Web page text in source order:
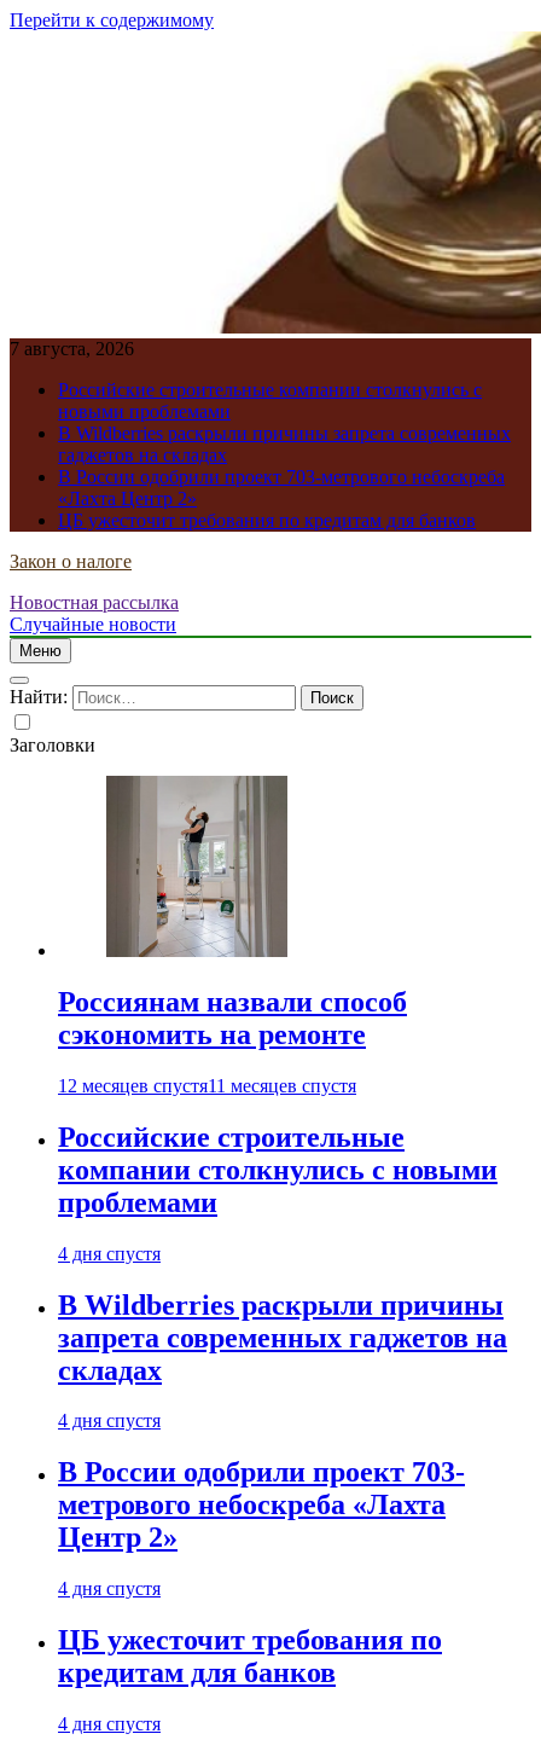
Перейти к содержимому
7 августа, 2026
Российские строительные компании столкнулись с
новыми проблемами
В Wildberries раскрыли причины запрета современных
гаджетов на складах
В России одобрили проект 703-метрового небоскреба
«Лахта Центр 2»
ЦБ ужесточит требования по кредитам для банков
Закон о налоге
Новостная рассылка
Случайные новости
Меню
Найти:
Заголовки
Россиянам назвали способ
сэкономить на ремонте
12 месяцев спустя11 месяцев спустя
Российские строительные
компании столкнулись с новыми
проблемами
4 дня спустя
В Wildberries раскрыли причины
запрета современных гаджетов на
складах
4 дня спустя
В России одобрили проект 703-
метрового небоскреба «Лахта
Центр 2»
4 дня спустя
ЦБ ужесточит требования по
кредитам для банков
4 дня спустя